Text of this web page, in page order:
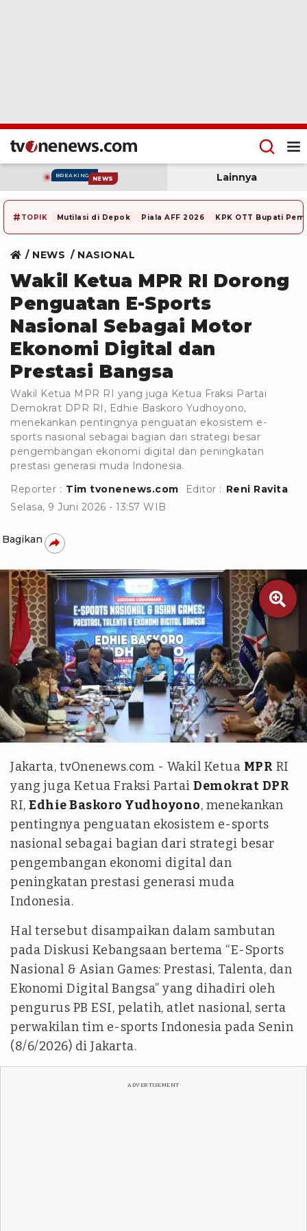
BREAKING NEWS Lainnya
# TOPIK Mutilasi di Depok Piala AFF 2026 KPK OTT Bupati
NEWS NASIONAL
Wakil Ketua MPR RI Dorong
Penguatan E-Sports
Nasional Sebagai Motor
Ekonomi Digital dan
Prestasi Bangsa
Wakil Ketua MPR RI yang juga Ketua Fraksi Partai
Demokrat DPR RI, Edhie Baskoro Yudhoyono,
menekankan pentingnya penguatan ekosistem e-
sports nasional sebagai bagian dari strategi besar
pengembangan ekonomi digital dan peningkatan
prestasi generasi muda Indonesia.
Reporter : Tim tvonenews.com Editor : Reni Ravita
Selasa, 9 Juni 2026 - 13:57 WIB
Bagikan

Istimewa
Jakarta, tvOnenews.com - Wakil Ketua MPR RI
yang juga Ketua Fraksi Partai Demokrat DPR
RI, Edhie Baskoro Yudhoyono, menekankan
pentingnya penguatan ekosistem e-sports
nasional sebagai bagian dari strategi besar
pengembangan ekonomi digital dan
peningkatan prestasi generasi muda
Indonesia.
Hal tersebut disampaikan dalam sambutan
pada Diskusi Kebangsaan bertema “E-Sports
Nasional & Asian Games: Prestasi, Talenta, dan
Ekonomi Digital Bangsa” yang dihadiri oleh
pengurus PB ESI, pelatih, atlet nasional, serta
perwakilan tim e-sports Indonesia pada Senin
(8/6/2026) di Jakarta.
ADVERTISEMENT